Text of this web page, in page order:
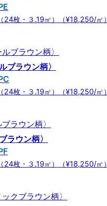
枚・３.19㎡）（¥18,250/㎡）
ブラウン柄〉
枚・３.19㎡）（¥18,250/㎡）
ラウン柄〉
枚・３.19㎡）（¥18,250/㎡）